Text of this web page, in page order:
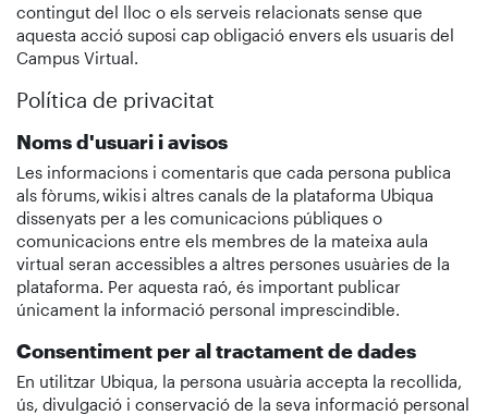
contingut del lloc o els serveis relacionats sense que
aquesta acció suposi cap obligació envers els usuaris del
Campus Virtual.
Política de privacitat
Noms d'usuari i avisos
Les informacions i comentaris que cada persona publica
als fòrums, wikis i altres canals de la plataforma Ubiqua
dissenyats per a les comunicacions públiques o
comunicacions entre els membres de la mateixa aula
virtual seran accessibles a altres persones usuàries de la
plataforma. Per aquesta raó, és important publicar
únicament la informació personal imprescindible.
Consentiment per al tractament de dades
En utilitzar Ubiqua, la persona usuària accepta la recollida,
ús, divulgació i conservació de la seva informació personal